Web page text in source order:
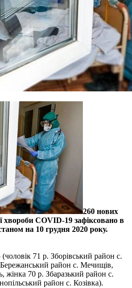
260 нових
хвороби COVID-19 зафіксовано в
на 10 грудня 2020 року.
71 р. Зборівський район с.
Бережанський район с. Мечищів,
жінка 70 р. Збаразький район с.
район с. Козівка).